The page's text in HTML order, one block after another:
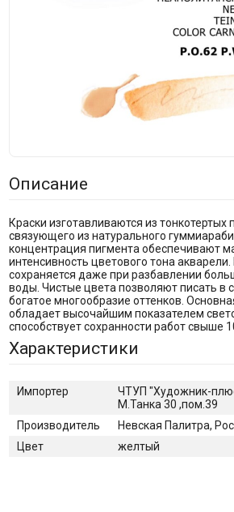
Описание
Краски изготавливаются из тонкотертых
связующего из натурального
концентрация пигмента обеспечивают
интенсивность цветового тона
сохраняется даже при разбавлении
воды. Чистые цвета позволяют писать в
богатое многообразие оттенков.
обладает высочайшим показателем
способствует сохранности работ свыше
Характеристики
Импортер
ЧТУП "Художник-
М.Танка 30 ,пом.39
Производитель
Невская Палитра,
Цвет
желтый